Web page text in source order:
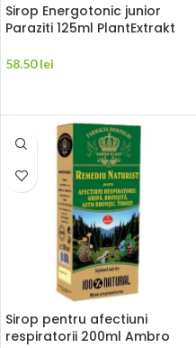
Sirop Energotonic junior
Paraziti 125ml PlantExtrakt
58.50lei
Sirop pentru afectiuni
respiratorii 200ml Ambro